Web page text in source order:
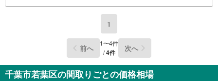
1
前へ 1〜4件
/4件 次へ
千葉市若葉区の間取りごとの価格相場